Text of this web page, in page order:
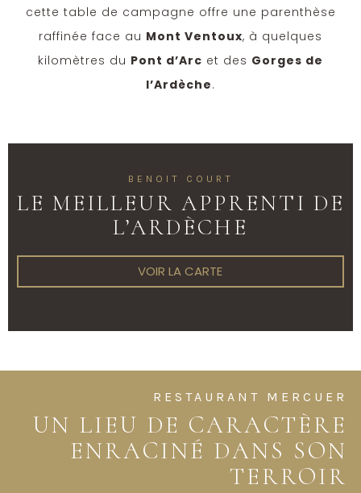
cette table de campagne offre une parenthèse
raffinée face au Mont Ventoux, à quelques
kilomètres du Pont d’Arc et des Gorges de
l’Ardèche.
BENOIT COURT
LE MEILLEUR APPRENTI DE
L’ARDÈCHE
VOIR LA CARTE
RESTAURANT MERCUER
UN LIEU DE CARACTÈRE
ENRACINÉ DANS SON
TERROIR